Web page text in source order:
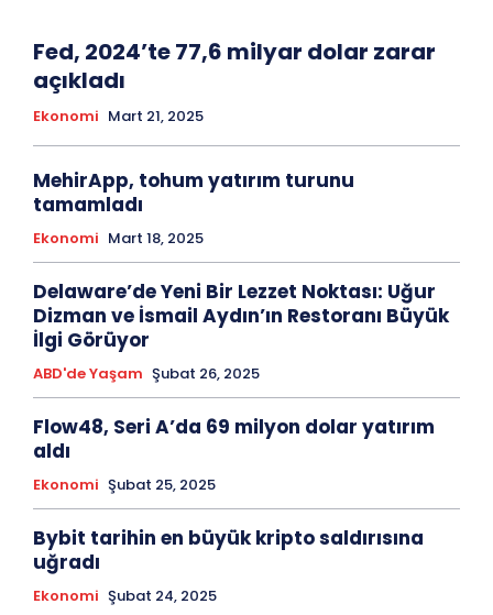
Fed, 2024’te 77,6 milyar dolar zarar
açıkladı
Ekonomi Mart 21, 2025
MehirApp, tohum yatırım turunu
tamamladı
Ekonomi Mart 18, 2025
Delaware’de Yeni Bir Lezzet Noktası: Uğur
Dizman ve İsmail Aydın’ın Restoranı Büyük
İlgi Görüyor
ABD'de Yaşam Şubat 26, 2025
Flow48, Seri A’da 69 milyon dolar yatırım
aldı
Ekonomi Şubat 25, 2025
Bybit tarihin en büyük kripto saldırısına
uğradı
Ekonomi Şubat 24, 2025